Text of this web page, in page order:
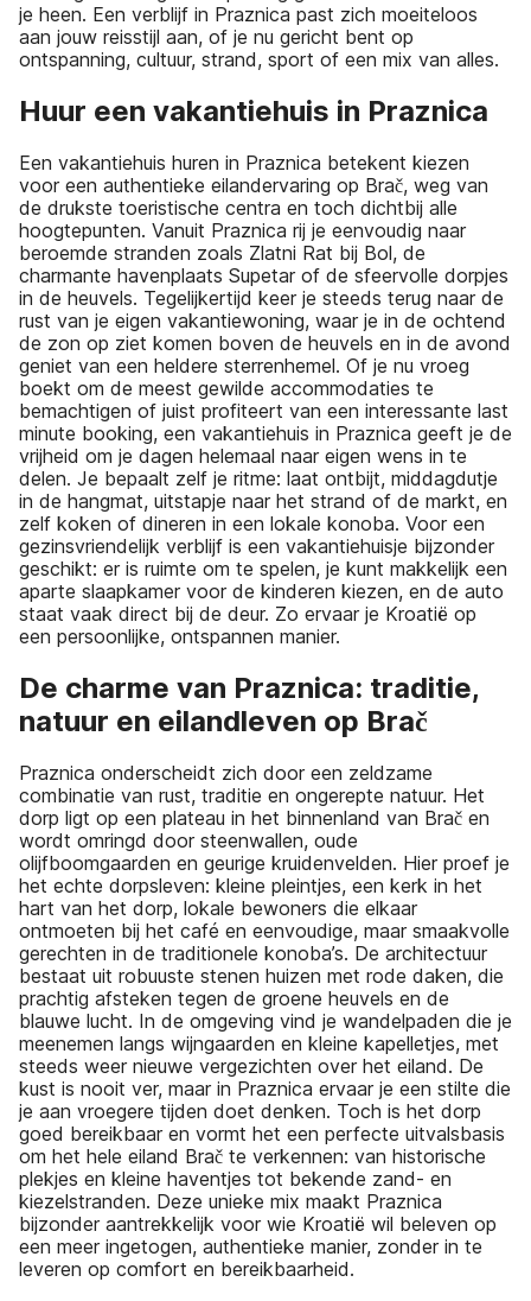
je heen. Een verblijf in Praznica past zich moeiteloos
aan jouw reisstijl aan, of je nu gericht bent op
ontspanning, cultuur, strand, sport of een mix van alles.
Huur een vakantiehuis in Praznica
Een vakantiehuis huren in Praznica betekent kiezen
voor een authentieke eilandervaring op Brač, weg van
de drukste toeristische centra en toch dichtbij alle
hoogtepunten. Vanuit Praznica rij je eenvoudig naar
beroemde stranden zoals Zlatni Rat bij Bol, de
charmante havenplaats Supetar of de sfeervolle dorpjes
in de heuvels. Tegelijkertijd keer je steeds terug naar de
rust van je eigen vakantiewoning, waar je in de ochtend
de zon op ziet komen boven de heuvels en in de avond
geniet van een heldere sterrenhemel. Of je nu vroeg
boekt om de meest gewilde accommodaties te
bemachtigen of juist profiteert van een interessante last
minute booking, een vakantiehuis in Praznica geeft je de
vrijheid om je dagen helemaal naar eigen wens in te
delen. Je bepaalt zelf je ritme: laat ontbijt, middagdutje
in de hangmat, uitstapje naar het strand of de markt, en
zelf koken of dineren in een lokale konoba. Voor een
gezinsvriendelijk verblijf is een vakantiehuisje bijzonder
geschikt: er is ruimte om te spelen, je kunt makkelijk een
aparte slaapkamer voor de kinderen kiezen, en de auto
staat vaak direct bij de deur. Zo ervaar je Kroatië op
een persoonlijke, ontspannen manier.
De charme van Praznica: traditie,
natuur en eilandleven op Brač
Praznica onderscheidt zich door een zeldzame
combinatie van rust, traditie en ongerepte natuur. Het
dorp ligt op een plateau in het binnenland van Brač en
wordt omringd door steenwallen, oude
olijfboomgaarden en geurige kruidenvelden. Hier proef je
het echte dorpsleven: kleine pleintjes, een kerk in het
hart van het dorp, lokale bewoners die elkaar
ontmoeten bij het café en eenvoudige, maar smaakvolle
gerechten in de traditionele konoba’s. De architectuur
bestaat uit robuuste stenen huizen met rode daken, die
prachtig afsteken tegen de groene heuvels en de
blauwe lucht. In de omgeving vind je wandelpaden die je
meenemen langs wijngaarden en kleine kapelletjes, met
steeds weer nieuwe vergezichten over het eiland. De
kust is nooit ver, maar in Praznica ervaar je een stilte die
je aan vroegere tijden doet denken. Toch is het dorp
goed bereikbaar en vormt het een perfecte uitvalsbasis
om het hele eiland Brač te verkennen: van historische
plekjes en kleine haventjes tot bekende zand- en
kiezelstranden. Deze unieke mix maakt Praznica
bijzonder aantrekkelijk voor wie Kroatië wil beleven op
een meer ingetogen, authentieke manier, zonder in te
leveren op comfort en bereikbaarheid.